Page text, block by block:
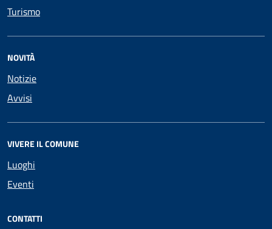
Turismo
NOVITÀ
Notizie
Avvisi
VIVERE IL COMUNE
Luoghi
Eventi
CONTATTI